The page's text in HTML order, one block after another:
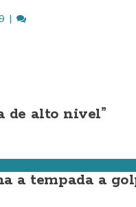
de alto nivel”
a tempada a